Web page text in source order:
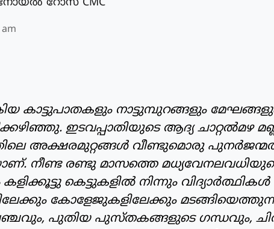
റോസ് CMC
am
കാട്ടുപാതകളും നാട്ടുമ്പുറങ്ങളും
ഇടവപ്പാതിയുടെ ആദ്യ ചാറ്റൽമഴ
അക്ഷരമുറ്റങ്ങൾ വീണ്ടുമൊരു
നീണ്ട രണ്ടു മാസത്തെ
കെട്ടുകളിൽ നിന്നും വിദ്യാർത്ഥികൾ
കോളേജുകളിലേക്കും
പുതിയ പുസ്തകങ്ങളുടെ ഗന്ധവും,